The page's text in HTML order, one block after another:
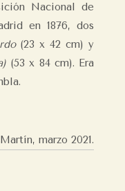
Nacional de
en 1876, dos
(23 x 42 cm) y
(53 x 84 cm). Era
Martín,marzo 2021.